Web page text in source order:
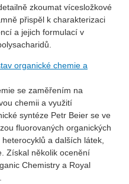
zkoumat vícesložkové
přispěl k charakterizaci
a jejich formulací v
organické chemie a
se zaměřením na
chemii a využití
syntéze Petr Beier se ve
fluorovaných organických
a dalších látek,
Získal několik ocenění
Chemistry a Royal